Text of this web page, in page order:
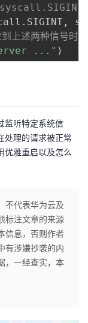
或
. SIGINT ,
上述两种信号时
..." )
监听特定系统信
处理的请求被正常
优雅重启以及怎么
不代表华为云及
标注文章的来源
信息，否则作者
有涉嫌抄袭的内
，一经查实，本